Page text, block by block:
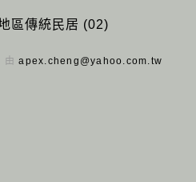
區傳統民居 (02)
由apex.cheng@yahoo.com.tw